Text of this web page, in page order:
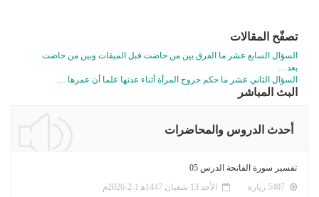
تصفّح المقالات
السؤال السابع عشر ما الفرق بين من حاضت قبل الميقات وبين من حاضت
بعد…
السؤال الثاني عشر ما حكم خروج المرأة أثناء عدتها علما أن عمرها …
البث المباشر
أحدث الدروس والمحاضرات
تفسير سورة الفاتحة الدرس 05
الأحد 13 شعبان 1447ﻫ 1-2-2026م